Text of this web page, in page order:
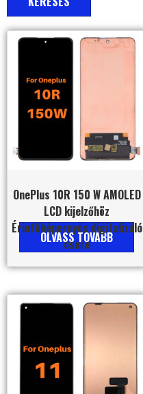
OnePlus 10R 150 W AMOLED
LCD kijelzőhöz
Érintőképernyős digitalizáló
csere
OLVASS TOVÁBB